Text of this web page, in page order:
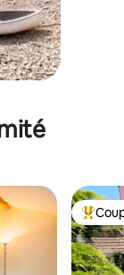
appréciés Coups